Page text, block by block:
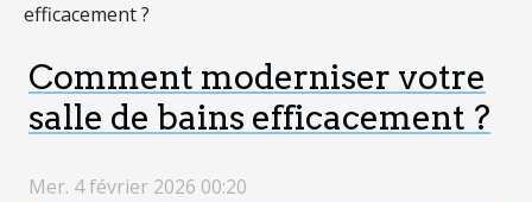
efficacement ?
Comment moderniser votre
salle de bains efficacement ?
Mer. 4 février 2026 00:20